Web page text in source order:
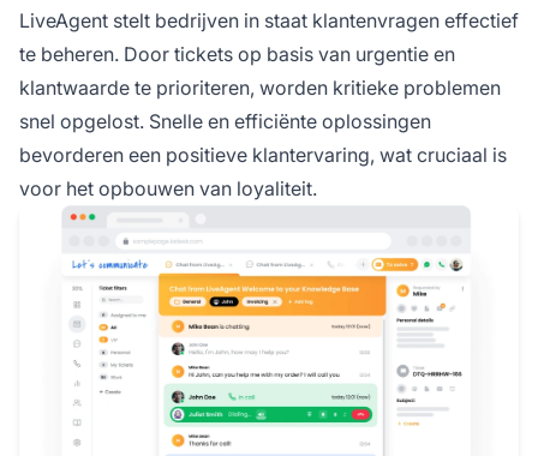
LiveAgent stelt bedrijven in staat klantenvragen effectief
te beheren. Door tickets op basis van urgentie en
klantwaarde te prioriteren, worden kritieke problemen
snel opgelost. Snelle en efficiënte oplossingen
bevorderen een positieve klantervaring, wat cruciaal is
voor het opbouwen van loyaliteit.